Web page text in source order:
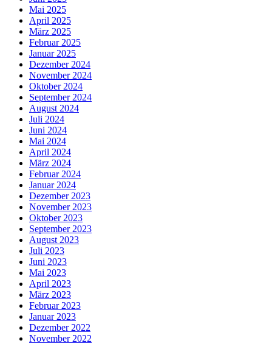
Mai 2025
April 2025
März 2025
Februar 2025
Januar 2025
Dezember 2024
November 2024
Oktober 2024
September 2024
August 2024
Juli 2024
Juni 2024
Mai 2024
April 2024
März 2024
Februar 2024
Januar 2024
Dezember 2023
November 2023
Oktober 2023
September 2023
August 2023
Juli 2023
Juni 2023
Mai 2023
April 2023
März 2023
Februar 2023
Januar 2023
Dezember 2022
November 2022